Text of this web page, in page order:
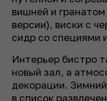
вишней и
версии), виски с
сидр со специями
Интерьер бистро
новый зал, а
декорации.
в список